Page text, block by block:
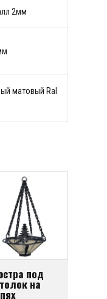
2мм
матовый Ral
под
на